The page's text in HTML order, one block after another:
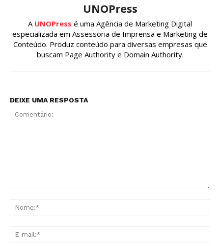
UNOPress
A UNOPress é uma Agência de Marketing Digital
especializada em Assessoria de Imprensa e Marketing de
Conteúdo. Produz conteúdo para diversas empresas que
buscam Page Authority e Domain Authority.
DEIXE UMA RESPOSTA